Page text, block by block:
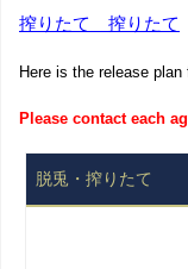
搾りたて 搾りたて
Here is the release
Please contact each
脱兎・搾りたて